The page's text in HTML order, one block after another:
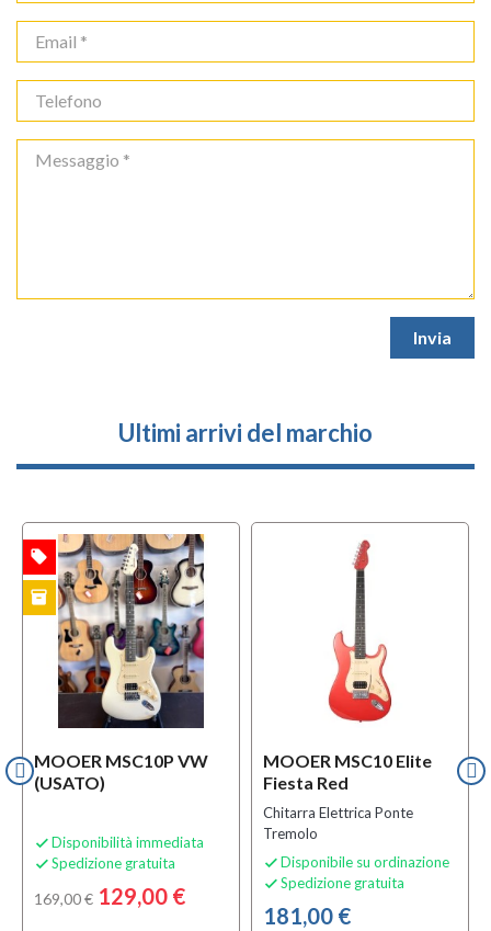
Ultimi arrivi del marchio
MOOER MSC10P VW
(USATO)
 Disponibilità immediata
 Spedizione gratuita
169,00 € 129,00 €
local_offer
inventory
MOOER MSC10 Elite
Fiesta Red
Chitarra Elettrica Ponte
Tremolo
 Disponibile su ordinazione
 Spedizione gratuita
181,00 €